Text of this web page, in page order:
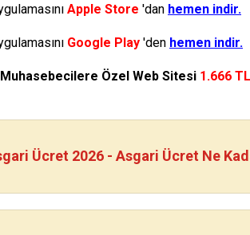
Apple Store 'dan hemen indir.
Google Play 'den hemen indir.
Muhasebecilere Özel Web Sitesi 1.666
Ücret 2026 - Asgari Ücret Ne